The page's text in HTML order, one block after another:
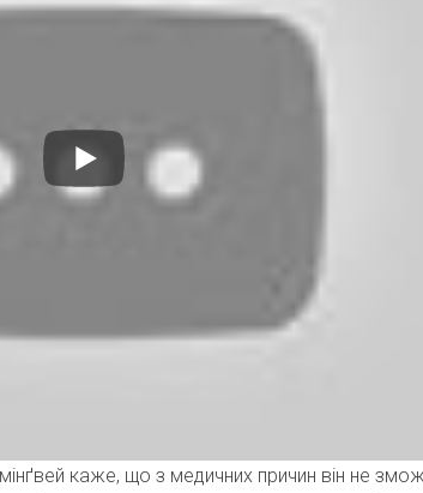
каже, що з медичних причин він не